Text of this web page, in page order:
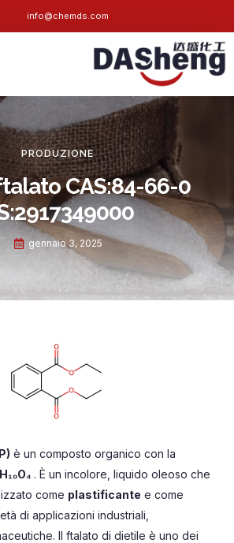
info@chemds.com
PRODUZIONE
CAS:84-66-0
gennaio 3, 2025
è un composto organico con la
. È un incolore, liquido oleoso che
come plastificante e come
di applicazioni industriali,
Il ftalato di dietile è uno dei